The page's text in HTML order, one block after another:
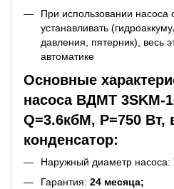
При использовании насоса
устанавливать
давления, пятерник), весь
автоматике
Основные
насоса ВДМТ 3SKM-
Q=3.6кбМ, P=750 Вт,
конденсатор:
Наружный диаметр насоса:
Гарантия: 24 месяца;